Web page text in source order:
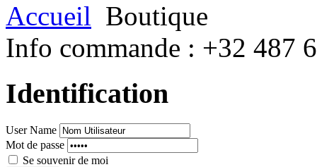
Accueil Boutique
Info commande : +32 487
Identification
User Name
Mot de passe
Se souvenir de moi